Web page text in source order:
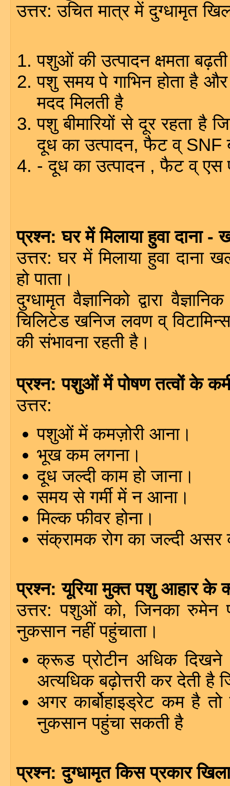
उत्तर: उचित मात्र में दुग्धामृत
पशुओं की उत्पादन क्षमता
पशु समय पे गाभिन होता है
मदद मिलती है
पशु बीमारियों से दूर रहता है
दूध का उत्पादन, फैट व् SNF
- दूध का उत्पादन , फैट व् एस
प्रश्न: घर में मिलाया हुवा दाना
उत्तर: घर में मिलाया हुवा दाना
हो पाता।
दुग्धामृत वैज्ञानिको द्वारा
चिलिटेड खनिज लवण व् विटामिन्स
की संभावना रहती है।
प्रश्न: पशुओं में पोषण तत्वों के
उत्तर:
पशुओं में कमज़ोरी आना।
भूख कम लगना।
दूध जल्दी काम हो जाना।
समय से गर्मी में न आना।
मिल्क फीवर होना।
संक्रामक रोग का जल्दी असर
प्रश्न: यूरिया मुक्त पशु आहार के
उत्तर: पशुओं को, जिनका रुमेन
नुकसान नहीं पहुंचाता।
क्रूड प्रोटीन अधिक दिखने
अत्यधिक बढ़ोत्तरी कर देती
अगर कार्बोहाइड्रेट कम है
नुकसान पहुंचा सकती है
प्रश्न: दुग्धामृत किस प्रकार